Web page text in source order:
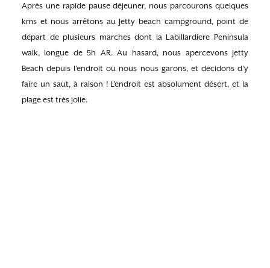
Après une rapide pause déjeuner, nous parcourons quelques
kms et nous arrêtons au Jetty beach campground, point de
départ de plusieurs marches dont la Labillardiere Peninsula
walk, longue de 5h AR. Au hasard, nous apercevons Jetty
Beach depuis l’endroit où nous nous garons, et décidons d’y
faire un saut, à raison ! L’endroit est absolument désert, et la
plage est très jolie.